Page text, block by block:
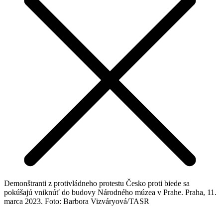
Demonštranti z protivládneho protestu Česko proti biede sa
pokúšajú vniknúť do budovy Národného múzea v Prahe. Praha, 11.
marca 2023. Foto: Barbora Vizváryová/TASR